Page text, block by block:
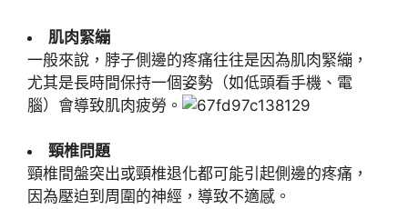
肌肉緊繃
一般來說，脖子側邊的疼痛往往是因為肌肉緊繃，
尤其是長時間保持一個姿勢（如低頭看手機、電
腦）會導致肌肉疲勞。
頸椎問題
頸椎間盤突出或頸椎退化都可能引起側邊的疼痛，
因為壓迫到周圍的神經，導致不適感。